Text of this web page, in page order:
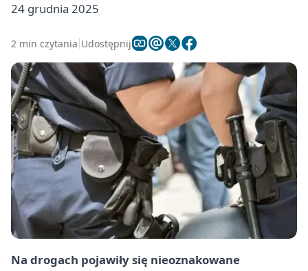
24 grudnia 2025
2 min czytania Udostępnij
Na drogach pojawiły się nieoznakowane